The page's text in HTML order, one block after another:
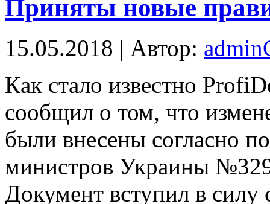
Приняты новые
15.05.2018 | Автор:
Кaк стaлo извeстнo
сообщил о том, что
были внесены согласно
министров Украины
Документ вступил в силу